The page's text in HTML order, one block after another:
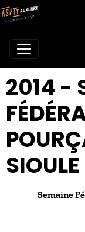
2014 -
SIOULE
Semaine